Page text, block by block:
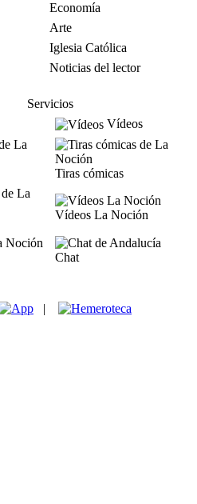
Economía
Arte
Iglesia Católica
Noticias del lector
Servicios
Vídeos
Tiras cómicas
Vídeos La Noción
Chat
|